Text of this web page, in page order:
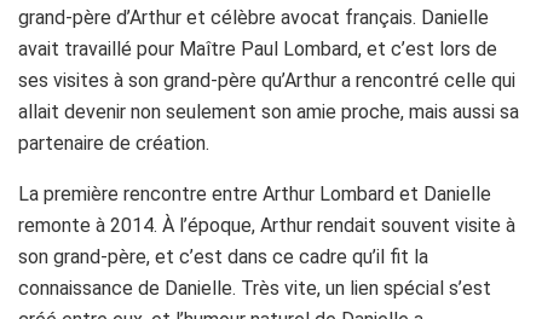
grand-père d’Arthur et célèbre avocat français. Danielle
avait travaillé pour Maître Paul Lombard, et c’est lors de
ses visites à son grand-père qu’Arthur a rencontré celle qui
allait devenir non seulement son amie proche, mais aussi sa
partenaire de création.
La première rencontre entre Arthur Lombard et Danielle
remonte à 2014. À l’époque, Arthur rendait souvent visite à
son grand-père, et c’est dans ce cadre qu’il fit la
connaissance de Danielle. Très vite, un lien spécial s’est